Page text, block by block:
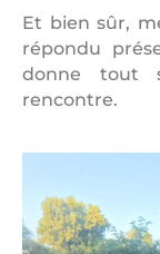
Et bien sûr,
répondu
donne tout
rencontre.